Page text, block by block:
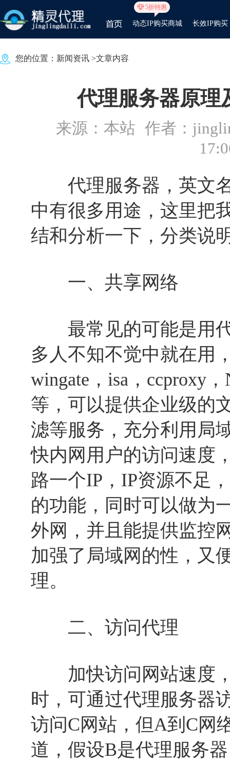
5折特惠
动态IP购买商城 长效IP购买
您的位置： 新闻资讯 >文章内容
代理服务器原理
来源：本站 作者：
代理服务器，英文名
中有很多用途，这里把
结和分析一下，分类说
一、共享网络
最常见的可能是用代
多人不知不觉中就在用
wingate，isa，ccproxy
等，可以提供企业级的
滤等服务，充分利用局
快内网用户的访问速度
路一个IP，IP资源不足
的功能，同时可以做为
外网，并且能提供监控
加强了局域网的性，又
理。
二、访问代理
加快访问网站速度，
时，可通过代理服务器
访问C网站，但A到C网
道，假设B是代理服务